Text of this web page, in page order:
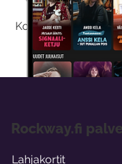
Kokeilemalla
Rockway.fi
Lahjakortit